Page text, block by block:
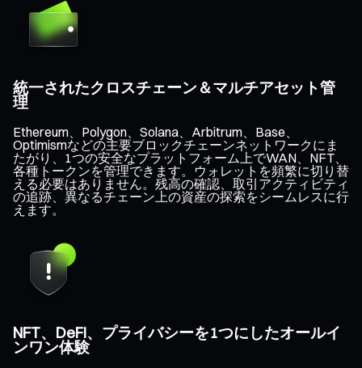
統一されたクロスチェーン＆マルチアセット管
理
Ethereum、Polygon、Solana、Arbitrum、Base、
Optimismなどの主要ブロックチェーンネットワークにま
たがり、1つの安全なプラットフォーム上でWAN、NFT、
各種トークンを管理できます。ウォレットを頻繁に切り替
える必要はありません。残高の確認、取引アクティビティ
の追跡、異なるチェーン上の資産の探索をシームレスに行
えます。
NFT、DeFi、プライバシーを1つにしたオールイ
ンワン体験